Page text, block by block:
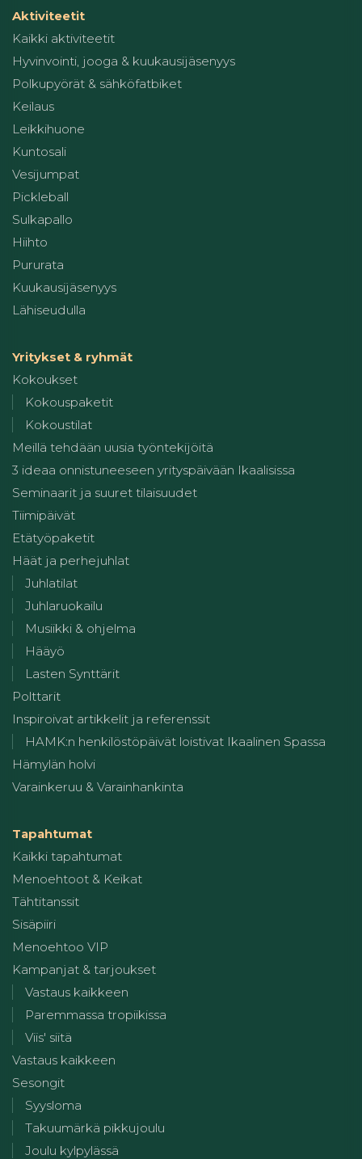
Aktiviteetit
Kaikki aktiviteetit
Hyvinvointi, jooga & kuukausijäsenyys
Polkupyörät & sähköfatbiket
Keilaus
Leikkihuone
Kuntosali
Vesijumpat
Pickleball
Sulkapallo
Hiihto
Pururata
Kuukausijäsenyys
Lähiseudulla
Yritykset & ryhmät
Kokoukset
Kokouspaketit
Kokoustilat
Meillä tehdään uusia työntekijöitä
3 ideaa onnistuneeseen yrityspäivään Ikaalisissa
Seminaarit ja suuret tilaisuudet
Tiimipäivät
Etätyöpaketit
Häät ja perhejuhlat
Juhlatilat
Juhlaruokailu
Musiikki & ohjelma
Hääyö
Lasten Synttärit
Polttarit
Inspiroivat artikkelit ja referenssit
HAMK:n henkilöstöpäivät loistivat Ikaalinen Spassa
Hämylän holvi
Varainkeruu & Varainhankinta
Tapahtumat
Kaikki tapahtumat
Menoehtoot & Keikat
Tähtitanssit
Sisäpiiri
Menoehtoo VIP
Kampanjat & tarjoukset
Vastaus kaikkeen
Paremmassa tropiikissa
Viis' siitä
Vastaus kaikkeen
Sesongit
Syysloma
Takuumärkä pikkujoulu
Joulu kylpylässä